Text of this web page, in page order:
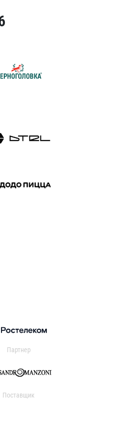
Партнер
Поставщик